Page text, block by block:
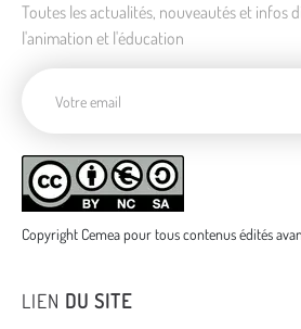
Toutes les actualités, nouveautés et infos
l'animation et l'éducation
Copyright Cemea pour tous contenus édités
LIEN DU SITE